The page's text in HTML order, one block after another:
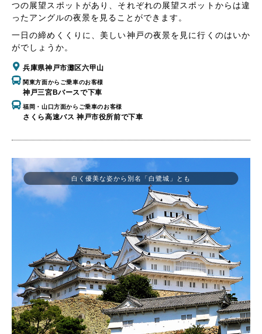
つの展望スポットがあり、それぞれの展望スポットからは違
ったアングルの夜景を見ることができます。
一日の締めくくりに、美しい神戸の夜景を見に行くのはいか
がでしょうか。
兵庫県神戸市灘区六甲山
関東方面からご乗車のお客様
神戸三宮Bバースで下車
福岡・山口方面からご乗車のお客様
さくら高速バス 神戸市役所前で下車
白く優美な姿から別名「白鷺城」とも